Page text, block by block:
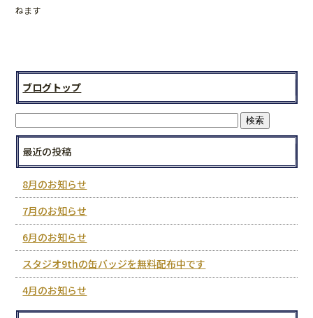
ねます
ブログトップ
最近の投稿
8月のお知らせ
7月のお知らせ
6月のお知らせ
スタジオ9thの缶バッジを無料配布中です
4月のお知らせ